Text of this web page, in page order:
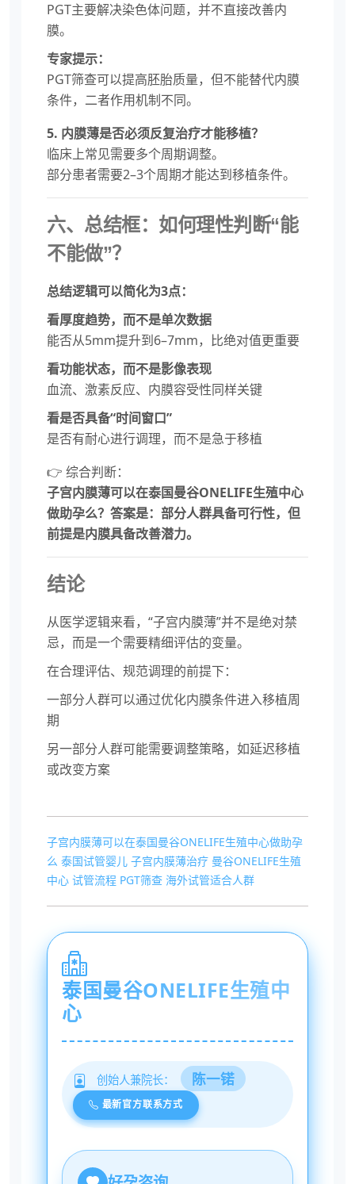
PGT主要解决染色体问题，并不直接改善内
膜。
专家提示：
PGT筛查可以提高胚胎质量，但不能替代内膜
条件，二者作用机制不同。
5. 内膜薄是否必须反复治疗才能移植？
临床上常见需要多个周期调整。
部分患者需要2–3个周期才能达到移植条件。
六、总结框：如何理性判断“能
不能做”？
总结逻辑可以简化为3点：
看厚度趋势，而不是单次数据
能否从5mm提升到6–7mm，比绝对值更重要
看功能状态，而不是影像表现
血流、激素反应、内膜容受性同样关键
看是否具备“时间窗口”
是否有耐心进行调理，而不是急于移植
👉 综合判断：
子宫内膜薄可以在泰国曼谷ONELIFE生殖中心
做助孕么？答案是：部分人群具备可行性，但
前提是内膜具备改善潜力。
结论
从医学逻辑来看，“子宫内膜薄”并不是绝对禁
忌，而是一个需要精细评估的变量。
在合理评估、规范调理的前提下：
一部分人群可以通过优化内膜条件进入移植周
期
另一部分人群可能需要调整策略，如延迟移植
或改变方案
子宫内膜薄可以在泰国曼谷ONELIFE生殖中心做助孕
么 泰国试管婴儿 子宫内膜薄治疗 曼谷ONELIFE生殖
中心 试管流程 PGT筛查 海外试管适合人群
泰国曼谷ONELIFE生殖中
心
创始人兼院长： 陈一锘
最新官方联系方式